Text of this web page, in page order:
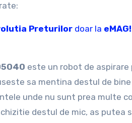
Preturilor doar la eMAG!
este un robot de
sa mentina destul de bine
unde nu sunt prea multe
destul de mic, as putea